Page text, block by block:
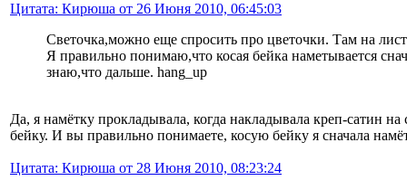
Цитата: Кирюша от 26 Июня 2010, 06:45:03
Светочка,можно еще спросить про цветочки. Там на
Я правильно понимаю,что косая бейка наметывается
знаю,что дальше. hang_up
Да, я намётку прокладывала, когда накладывала креп-сатин
бейку. И вы правильно понимаете, косую бейку я сначала
Цитата: Кирюша от 28 Июня 2010, 08:23:24